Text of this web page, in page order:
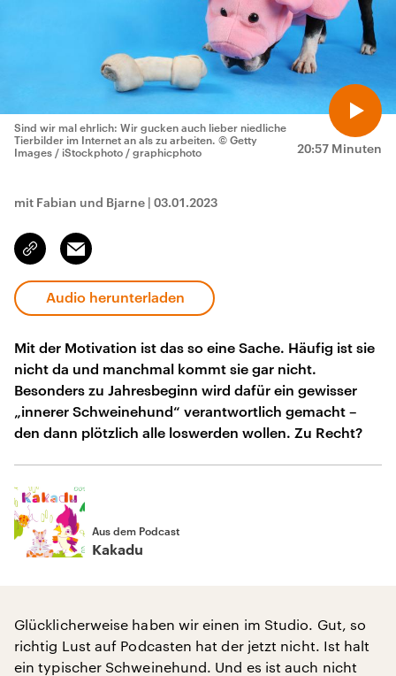
20:57 Minuten
Sind wir mal ehrlich: Wir gucken auch lieber niedliche
Tierbilder im Internet an als zu arbeiten. © Getty
Images / iStockphoto / graphicphoto
mit Fabian und Bjarne | 03.01.2023
Link
kopieren/teilen
Email
Audio herunterladen
Mit der Motivation ist das so eine Sache. Häufig ist sie
nicht da und manchmal kommt sie gar nicht.
Besonders zu Jahresbeginn wird dafür ein gewisser
„innerer Schweinehund“ verantwortlich gemacht –
den dann plötzlich alle loswerden wollen. Zu Recht?
Aus dem Podcast
Kakadu
Glücklicherweise haben wir einen im Studio. Gut, so
richtig Lust auf Podcasten hat der jetzt nicht. Ist halt
ein typischer Schweinehund. Und es ist auch nicht